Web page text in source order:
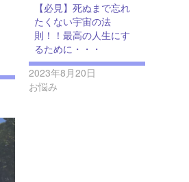
【必見】死ぬまで忘れ
たくない宇宙の法
則！！最高の人生にす
るために・・・
2023年8月20日
お悩み